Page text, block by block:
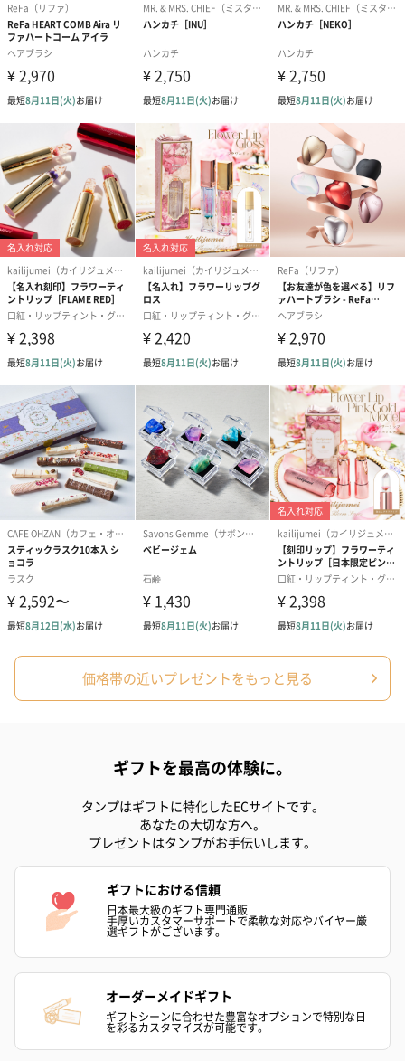
スイーツ
スイーツを同梱してお届けいたします。ギフトへの＋αにおすすめ
です。
ゼリーバウム カット
（レモン＆紅茶）（432
円）
麦わらパンダバウム
（バナナ味）（540円）
3層デザート
ェ〜国産フル
り〜 3号（864
スキンケアグッズ
スキンケアグッズを同梱してお届けします。
ハンドクリーム3本セッ
ト【ありがとう】
（1,100円）
シャワージェル＆ハン
ドクリーム（ピンクグ
レープフルーツ）
（2,145円）
シャワージェ
ドクリーム（
ッシュローズ
円）
リラックスグッズを同梱してお届けします。
かき氷入浴剤4点セット
（ブルー）（748円）
かき氷入浴剤4点セット
【Thank you
円）
価格帯の近いプレゼントをもっと見る
ギフトを最高の体験に。
タンプはギフトに特化したECサイトです。
あなたの大切な方へ。
プレゼントはタンプがお手伝いします。
ギフトにおける信頼
日本最大級のギフト専門通販
手厚いカスタマーサポートで柔軟な対応やバイヤー厳
選ギフトがございます。
オーダーメイドギフト
ギフトシーンに合わせた豊富なオプションで特別な日
を彩るカスタマイズが可能です。